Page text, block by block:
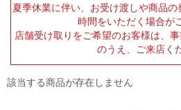
夏季休業に伴い、お受け渡しや商品
時間をいただく場合が
店舗受け取りをご希望のお客様は、
のうえ、ご来店く
該当する商品が存在しません